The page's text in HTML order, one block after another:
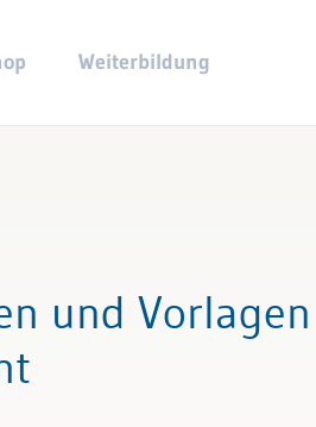
Weiterbildung
und